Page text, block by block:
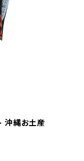
沖縄お土産